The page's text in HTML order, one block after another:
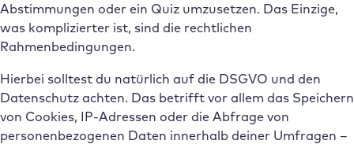
Abstimmungen oder ein Quiz umzusetzen. Das Einzige,
was komplizierter ist, sind die rechtlichen
Rahmenbedingungen.
Hierbei solltest du natürlich auf die DSGVO und den
Datenschutz achten. Das betrifft vor allem das Speichern
von Cookies, IP-Adressen oder die Abfrage von
personenbezogenen Daten innerhalb deiner Umfragen –